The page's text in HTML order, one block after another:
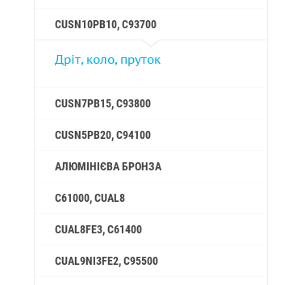
CUSN10PB10, C93700
Дріт, коло, пруток
CUSN7PB15, C93800
CUSN5PB20, C94100
АЛЮМІНІЄВА БРОНЗА
C61000, CUAL8
CUAL8FE3, C61400
CUAL9NI3FE2, C95500